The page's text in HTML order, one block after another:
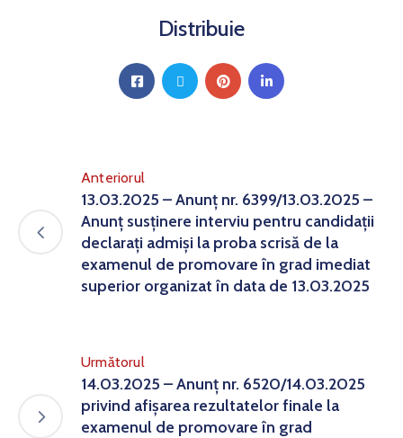
Distribuie
Anteriorul
13.03.2025 – Anunț nr. 6399/13.03.2025 –
Anunț susținere interviu pentru candidații
declarați admiși la proba scrisă de la
examenul de promovare în grad imediat
superior organizat în data de 13.03.2025
Următorul
14.03.2025 – Anunț nr. 6520/14.03.2025
privind afișarea rezultatelor finale la
examenul de promovare în grad